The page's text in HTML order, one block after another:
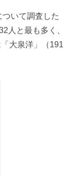
ついて調査した
人と最も多く、
大泉洋」（191